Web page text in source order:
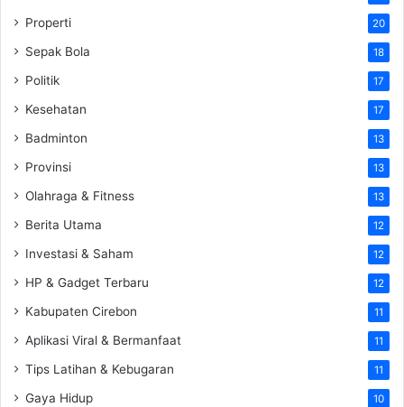
Properti 20
Sepak Bola 18
Politik 17
Kesehatan 17
Badminton 13
Provinsi 13
Olahraga & Fitness 13
Berita Utama 12
Investasi & Saham 12
HP & Gadget Terbaru 12
Kabupaten Cirebon 11
Aplikasi Viral & Bermanfaat 11
Tips Latihan & Kebugaran 11
Gaya Hidup 10